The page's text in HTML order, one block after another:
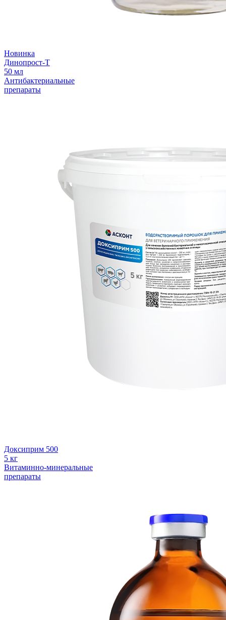
Новинка
Динопрост-Т
50 мл
Антибактериальные
препараты
Доксиприм 500
5 кг
Витаминно-минеральные
препараты